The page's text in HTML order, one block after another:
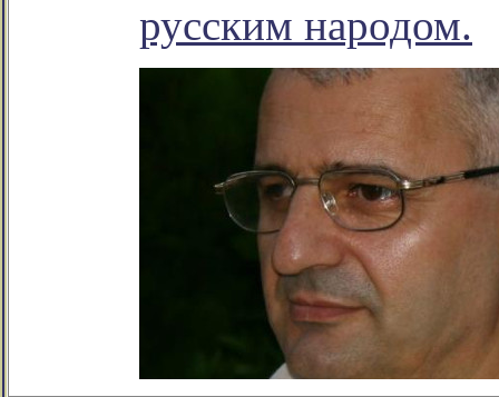
русским народом.